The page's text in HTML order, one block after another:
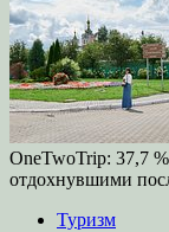
OneTwoTrip: 37,7
отдохнувшими
Туризм